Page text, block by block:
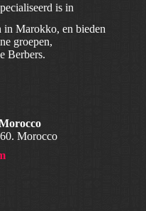
is in
in Marokko, en bieden
groepen,
Berbers.
Morocco